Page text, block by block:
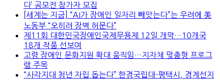
다’ 공모전 참가자 모집
[세계는 지금] “AI가 장애인 일자리 빼앗는다”는 우려에 美
노동부 “오히려 장벽 허문다”
제11회 대한민국장애인국제무용제 12일 개막…10개국
18개 작품 선보여
고령 장애인 문화지원 확대 움직임…지자체 맞춤형 프로그
램 주목
“사각지대 청년 자립 돕는다” 한경국립대-평택시, 경계선지